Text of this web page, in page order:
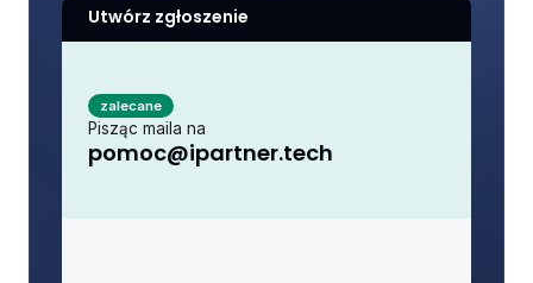
Utwórz zgłoszenie
zalecane
Pisząc maila na
pomoc@ipartner.tech